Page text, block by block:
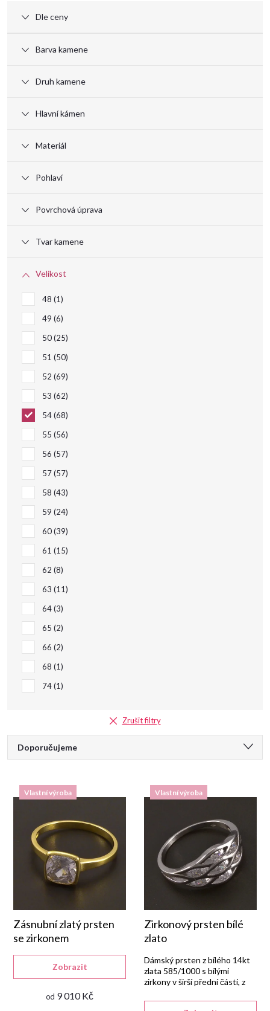
Dle ceny
Barva kamene
Druh kamene
Hlavní kámen
Materiál
Pohlaví
Povrchová úprava
Tvar kamene
Velikost
48 1
49 6
50 25
51
50
52 69
53 62
54 68
55 56
56 57
57 57
58 43
59 24
60 39
61
15
62 8
63 11
64 3
65 2
66 2
68 1
74 1
Zrušit filtry
Ř
p
r
Doporučujeme
Nejdražší
Nejprodávanější
Abecedně
Vlastní výroba
Zásnubní zlatý prsten
se zirkonem
od 9 010 Kč
Zobrazit
Vlastní výroba
Zirkonový prsten bílé
zlato
Dámský prsten z bílého 14kt
zlata 585/1000 s bílými
zirkony v širší přední části, z